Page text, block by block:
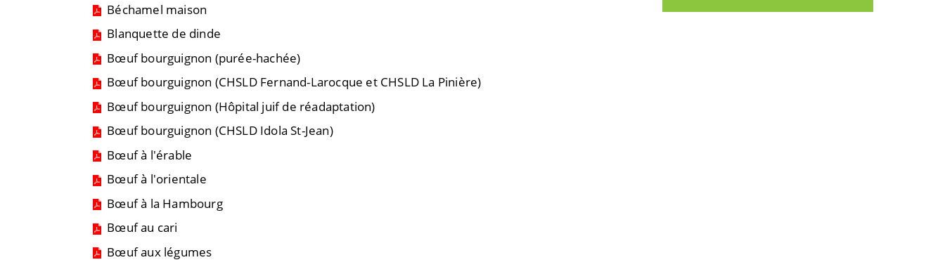
Béchamel maison
Blanquette de dinde
Bœuf bourguignon (purée-hachée)
Bœuf bourguignon (CHSLD Fernand-Larocque et CHSLD La Pinière)
Bœuf bourguignon (Hôpital juif de réadaptation)
Bœuf bourguignon (CHSLD Idola St-Jean)
Bœuf à l'érable
Bœuf à l'orientale
Bœuf à la Hambourg
Bœuf au cari
Bœuf aux légumes